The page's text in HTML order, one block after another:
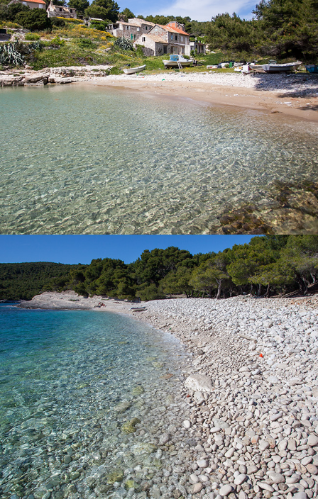
DER STRAND SREBRENA
Der Strand Srebrena ist einer unserer bekanntesten Strände.
Die Pinien bieten am Strand Schatten. Der Strand ist nach dem
Glanz der großen Kieselsteine im Mondlicht benannt. Sie
können den Strand mit einem Boot besuchen, das Sie bei uns
mieten oder buchen Sie einen Tagesausflug mit unserem
schnellen Taxi-Boot, das für Familien mit Kindern ideal ist. Den
Strand kann auch mit dem Auto erreichen, doch folgt noch ein
Spaziergang von etwa 15 Minuten.